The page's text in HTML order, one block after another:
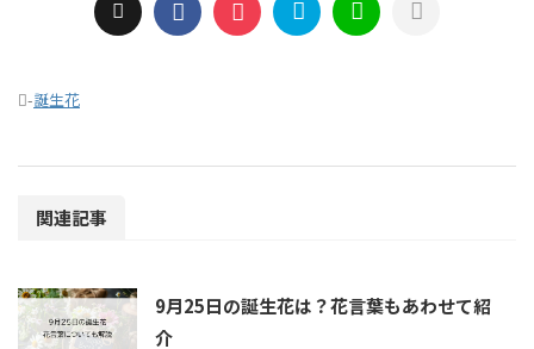
-誕生花
関連記事
9月25日の誕生花は？花言葉もあわせて紹
介